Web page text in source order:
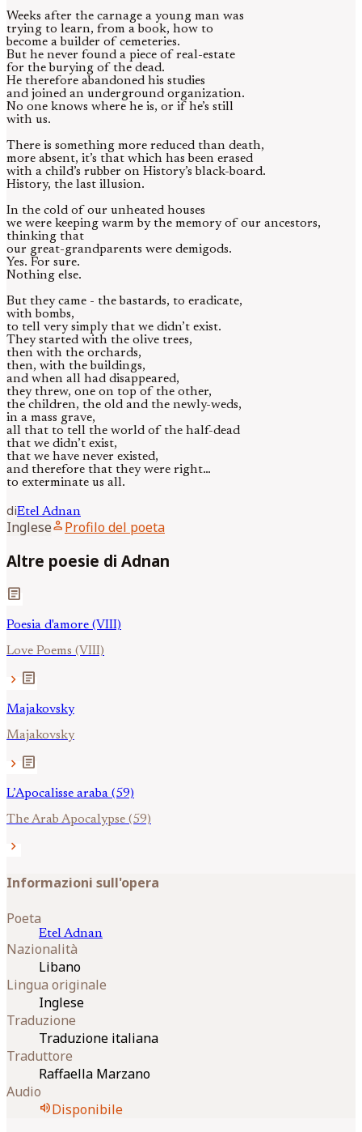
Weeks after the carnage a young man was
trying to learn, from a book, how to
become a builder of cemeteries.
But he never found a piece of real-estate
for the burying of the dead.
He therefore abandoned his studies
and joined an underground organization.
No one knows where he is, or if he’s still
with us.
There is something more reduced than death,
more absent, it’s that which has been erased
with a child’s rubber on History’s black-board.
History, the last illusion.
In the cold of our unheated houses
we were keeping warm by the memory of our ancestors,
thinking that
our great-grandparents were demigods.
Yes. For sure.
Nothing else.
But they came - the bastards, to eradicate,
with bombs,
to tell very simply that we didn’t exist.
They started with the olive trees,
then with the orchards,
then, with the buildings,
and when all had disappeared,
they threw, one on top of the other,
the children, the old and the newly-weds,
in a mass grave,
all that to tell the world of the half-dead
that we didn’t exist,
that we have never existed,
and therefore that they were right…
to exterminate us all.
diEtelAdnan
Ingleseperson Profilo del poeta
Altre poesie di Adnan
article
Poesia d'amore (VIII)
Love Poems (VIII)
chevron_right article
Majakovsky
Majakovsky
chevron_right article
L’Apocalisse araba (59)
The Arab Apocalypse (59)
chevron_right
Informazioni sull'opera
Poeta
EtelAdnan
Nazionalità
Libano
Lingua originale
Inglese
Traduzione
Traduzione italiana
Traduttore
Raffaella Marzano
Audio
volume_upDisponibile